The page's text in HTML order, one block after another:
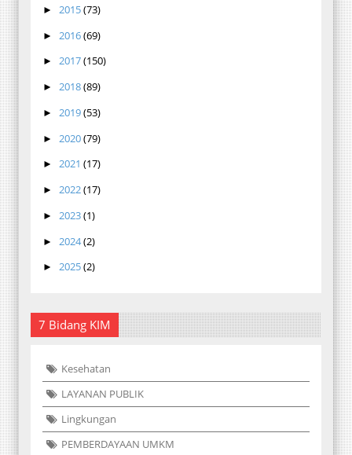
► 2015(73)
► 2016(69)
► 2017(150)
► 2018(89)
► 2019(53)
► 2020(79)
► 2021 (17)
► 2022(17)
► 2023(1)
► 2024(2)
► 2025(2)
7 Bidang KIM
Kesehatan
LAYANAN PUBLIK
Lingkungan
PEMBERDAYAAN UMKM